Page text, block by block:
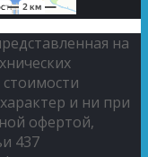
на
стоимости
и ни при
офертой,
437